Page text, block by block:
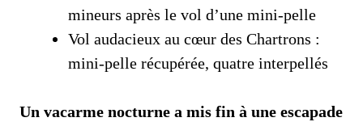
mineurs après le vol d’une mini‑pelle
Vol audacieux au cœur des Chartrons :
mini‑pelle récupérée, quatre interpellés
Un vacarme nocturne a mis fin à une escapade